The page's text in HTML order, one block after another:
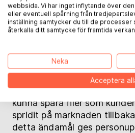
Vattenstämpel vid
Vid nedladdning av en e-
vattenstämpelsteknik varvid
vattenstämpelstekniken
individuellt märka filen med
ohörbart och ej-raderbart
kunna spåra filer som
spridit på marknaden
detta ändamål ges
webbsida. Vi har inget inflytande över
eller eventuell spårning från
inställning samtycker du till de processer
återkalla ditt samtycke för framtida
Neka
Acceptera